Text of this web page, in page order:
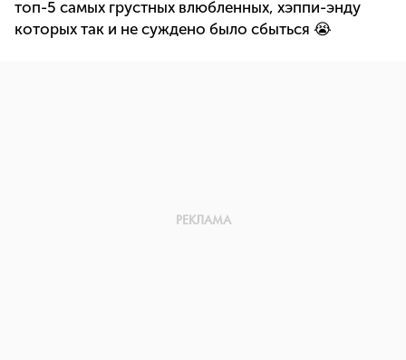
топ-5 самых грустных влюбленных, хэппи-энду
которых так и не суждено было сбыться 😭